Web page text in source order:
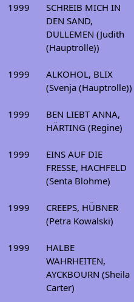
1999
SCHREIB MICH IN
DEN SAND,
DULLEMEN (Judith
(Hauptrolle))
1999
ALKOHOL, BLIX
(Svenja (Hauptrolle))
1999
BEN LIEBT ANNA,
HÄRTING (Regine)
1999
EINS AUF DIE
FRESSE, HACHFELD
(Senta Blohme)
1999
CREEPS, HÜBNER
(Petra Kowalski)
1999
HALBE
WAHRHEITEN,
AYCKBOURN (Sheila
Carter)